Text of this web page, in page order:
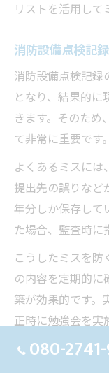
リストを活用して
消防設備点検記
消防設備点検記録
となり、結果的
きます。そのた
て非常に重要です。
よくあるミスには
提出先の誤りなど
年分しか保存して
た場合、監査時に
こうしたミスを
の内容を定期的
築が効果的です。
正時に勉強会を実
きく減少した事例
080-